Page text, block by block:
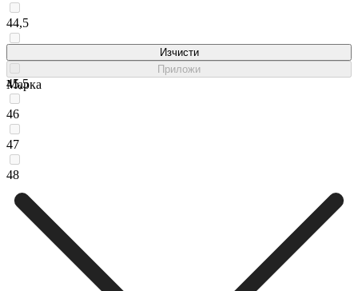
44,5
45,5
46
47
48
Изчисти
Приложи
Марка